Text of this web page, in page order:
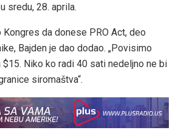
sredu, 28. aprila.
da donese PRO Act, deo
Bajden je dao dodao. „Povisimo
$15. Niko ko radi 40 sati nedeljno ne bi
siromaštva“.